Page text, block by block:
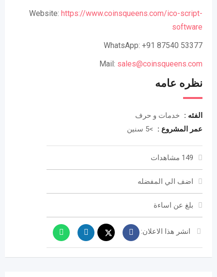
Website: https://www.coinsqueens.com/ico-script-
software
WhatsApp: +91 87540 53377
Mail: sales@coinsqueens.com
نظره عامه
الفئه :
خدمات و حرف
عمر المشروع :
>5 سنين
149 مشاهدات
اضف الي المفضله
بلغ عن اساءة
انشر هذا الاعلان: